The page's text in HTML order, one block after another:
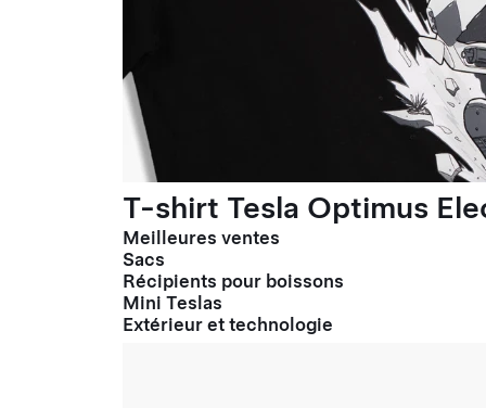
T-shirt Tesla Optimus
Meilleures ventes
Sacs
Récipients pour boissons
Mini Teslas
Extérieur et technologie